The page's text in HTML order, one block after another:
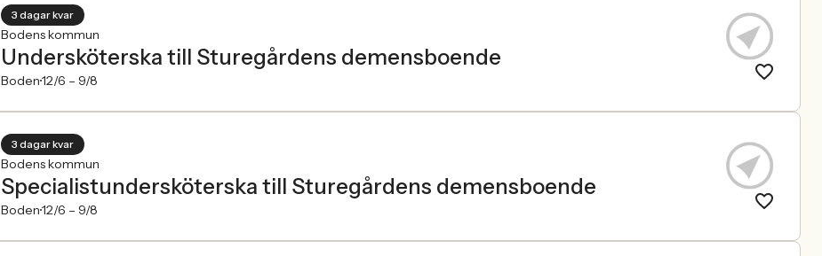
3 dagar kvar
Bodens kommun
Undersköterska till Sturegårdens demensboende
Boden12/6 – 9/8
3 dagar kvar
Bodens kommun
Specialistundersköterska till Sturegårdens demensboende
Boden12/6 – 9/8